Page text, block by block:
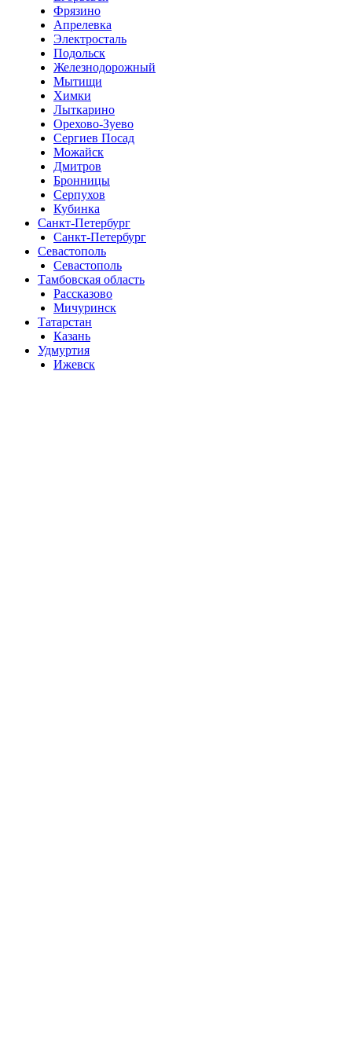
Фрязино
Апрелевка
Электросталь
Подольск
Железнодорожный
Мытищи
Химки
Лыткарино
Орехово-Зуево
Сергиев Посад
Можайск
Дмитров
Бронницы
Серпухов
Кубинка
Санкт-Петербург
Санкт-Петербург
Севастополь
Севастополь
Тамбовская область
Рассказово
Мичуринск
Татарстан
Казань
Удмуртия
Ижевск